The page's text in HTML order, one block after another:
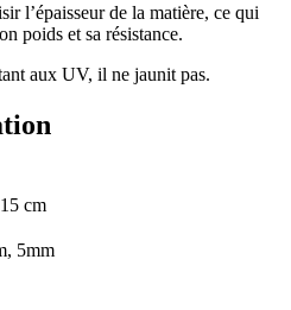
l’épaisseur de la matière, ce qui
poids et sa résistance.
aux UV, il ne jaunit pas.
cm
5mm